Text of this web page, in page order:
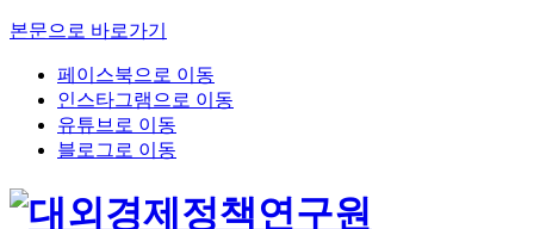
본문으로 바로가기
페이스북으로 이동
인스타그램으로 이동
유튜브로 이동
블로그로 이동